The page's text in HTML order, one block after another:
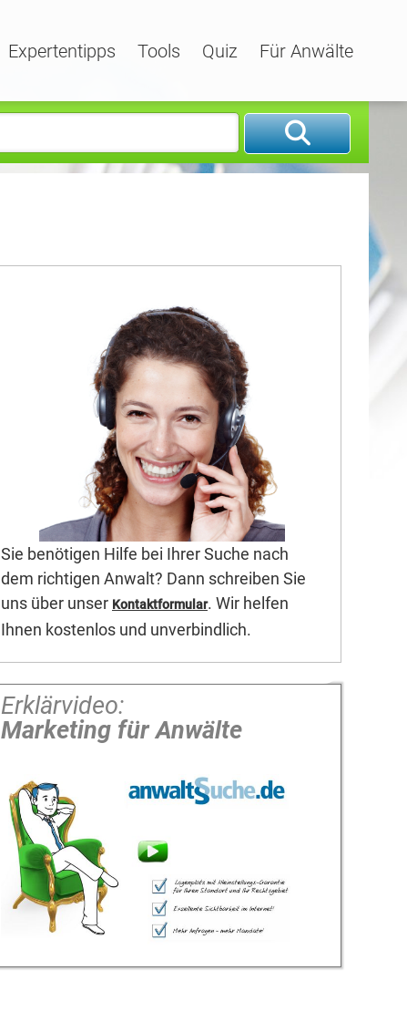
Expertentipps Tools Quiz Für Anwälte
Sie benötigen Hilfe bei Ihrer Suche nach
dem richtigen Anwalt? Dann schreiben Sie
uns über unser Kontaktformular. Wir helfen
Ihnen kostenlos und unverbindlich.
Erklärvideo:
Marketing für Anwälte